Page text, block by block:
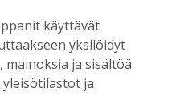
vahvistui –
heijastui alkuvuoden
käyttävät
yksilöidyt
mainoksia ja sisältöä
ja